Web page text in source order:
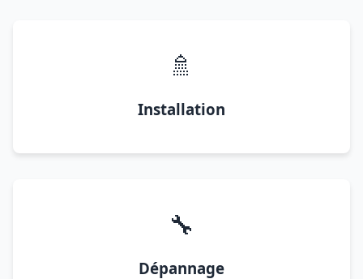
🚿
Installation
🔧
Dépannage